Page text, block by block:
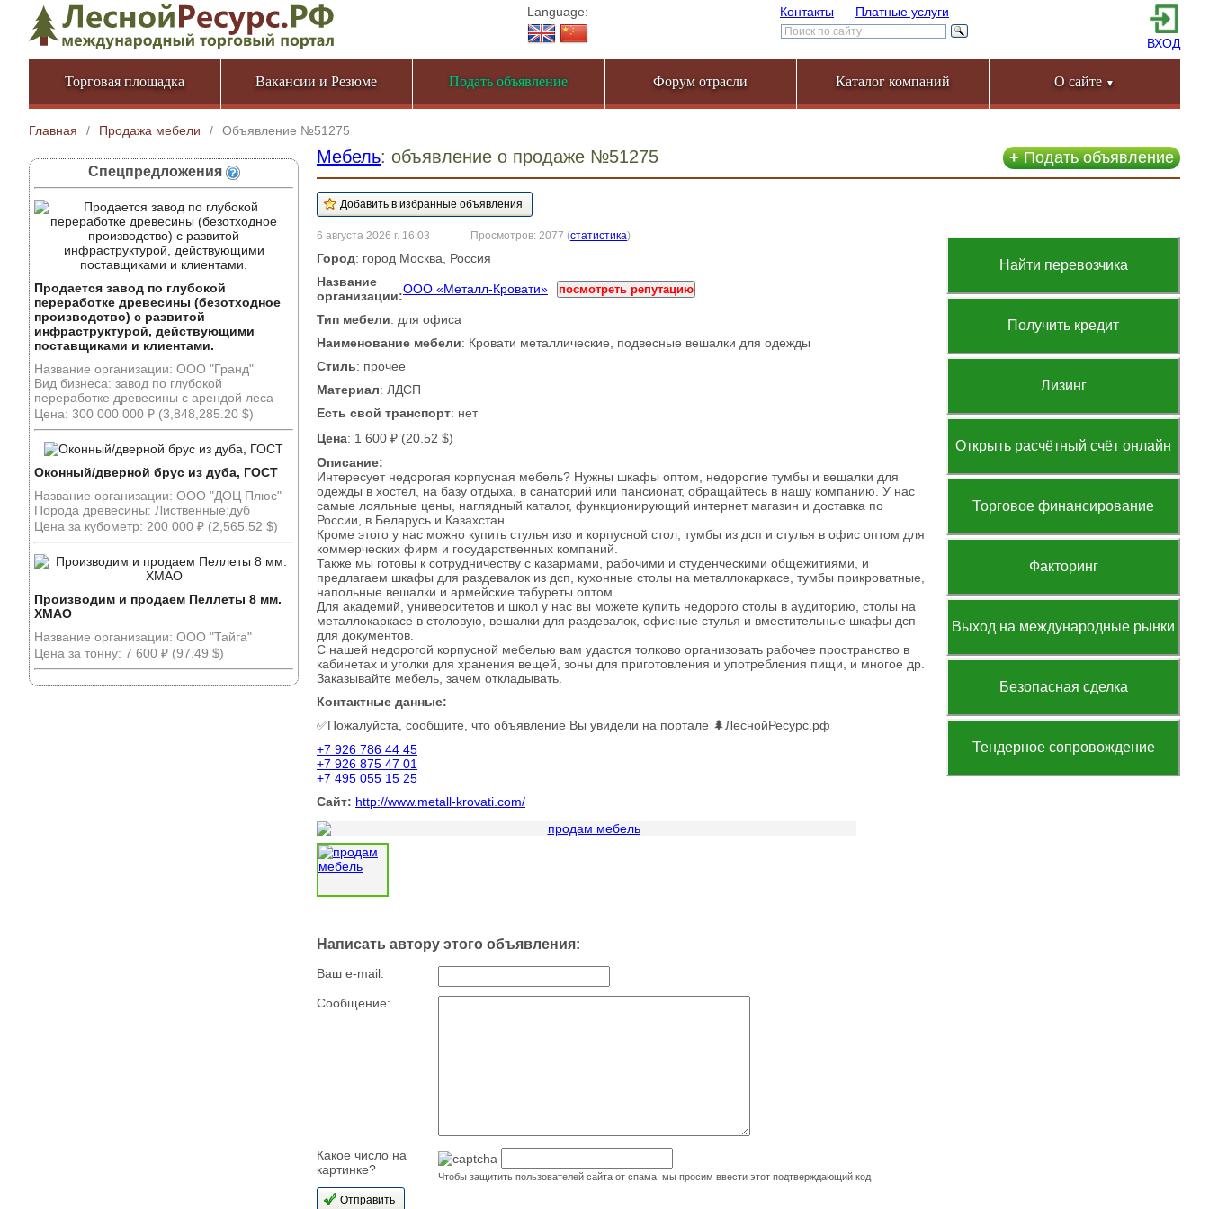
Language: Контакты Платные услуги
ВХОД
Торговая площадка Вакансии и Резюме Подать объявление Форум отрасли Каталог компаний О сайте ▼
Главная / Продажа мебели / Объявление №51275
Спецпредложения
Продается завод по глубокой
переработке древесины (безотходное
производство) с развитой
инфраструктурой, действующими
поставщиками и клиентами.
Название организации: ООО "Гранд"
Вид бизнеса: завод по глубокой
переработке древесины с арендой леса
Цена: 300 000 000 ₽ (3,848,285.20 $)
Оконный/дверной брус из дуба, ГОСТ
Название организации: ООО "ДОЦ Плюс"
Порода древесины: Лиственные:дуб
Цена за кубометр: 200 000 ₽ (2,565.52 $)
Производим и продаем Пеллеты 8 мм.
ХМАО
Название организации: ООО "Тайга"
Цена за тонну: 7 600 ₽ (97.49 $)
+Подать объявление
Мебель: объявление о продаже №51275
Найти перевозчика
Получить кредит
Лизинг
Открыть расчётный счёт онлайн
Торговое финансирование
Факторинг
Выход на международные рынки
Безопасная сделка
Тендерное сопровождение
6 августа 2026 г. 16:03 Просмотров: 2077 (статистика)
Город: город Москва, Россия
Название
организации:ООО «Металл-Кровати» посмотреть репутацию
Тип мебели: для офиса
Наименование мебели: Кровати металлические, подвесные вешалки для одежды
Стиль: прочее
Материал: ЛДСП
Есть свой транспорт: нет
Цена: 1 600 ₽ (20.52 $)
Описание:
Интересует недорогая корпусная мебель? Нужны шкафы оптом, недорогие тумбы и вешалки для
одежды в хостел, на базу отдыха, в санаторий или пансионат, обращайтесь в нашу компанию. У нас
самые лояльные цены, наглядный каталог, функционирующий интернет магазин и доставка по
России, в Беларусь и Казахстан.
Кроме этого у нас можно купить стулья изо и корпусной стол, тумбы из дсп и стулья в офис оптом для
коммерческих фирм и государственных компаний.
Также мы готовы к сотрудничеству с казармами, рабочими и студенческими общежитиями, и
предлагаем шкафы для раздевалок из дсп, кухонные столы на металлокаркасе, тумбы прикроватные,
напольные вешалки и армейские табуреты оптом.
Для академий, университетов и школ у нас вы можете купить недорого столы в аудиторию, столы на
металлокаркасе в столовую, вешалки для раздевалок, офисные стулья и вместительные шкафы дсп
для документов.
С нашей недорогой корпусной мебелью вам удастся толково организовать рабочее пространство в
кабинетах и уголки для хранения вещей, зоны для приготовления и употребления пищи, и многое др.
Заказывайте мебель, зачем откладывать.
Контактные данные:
✅Пожалуйста, сообщите, что объявление Вы увидели на портале 🌲ЛеснойРесурс.рф
+7 926 786 44 45
+7 926 875 47 01
+7 495 055 15 25
Сайт: http://www.metall-krovati.com/
Написать автору этого объявления:
Ваш e-mail:
Сообщение:
Какое число на
картинке?
Чтобы защитить пользователей сайта от спама, мы просим ввести этот подтверждающий код